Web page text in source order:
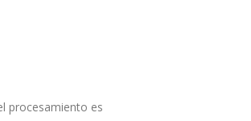
procesamiento es